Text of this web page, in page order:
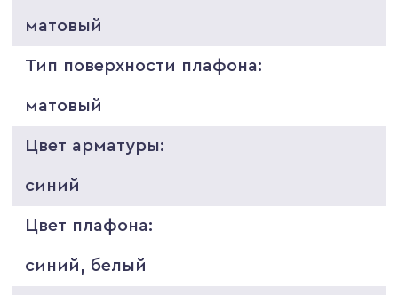
матовый
Тип поверхности плафона:
матовый
Цвет арматуры:
синий
Цвет плафона:
синий, белый